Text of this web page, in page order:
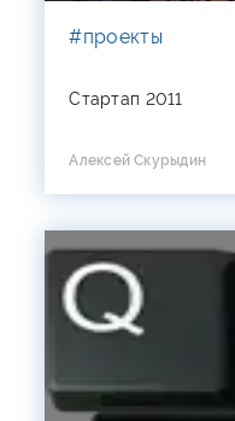
#проекты
Стартап 2011
Алексей Скурыдин